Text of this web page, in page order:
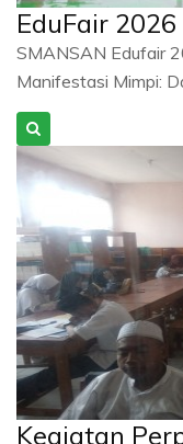
EduFair 2026
SMANSAN Edufair
Manifestasi Mimpi:
Kegiatan